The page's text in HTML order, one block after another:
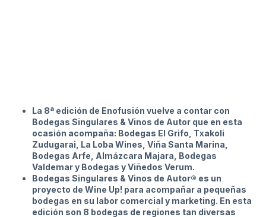
La 8ª edición de Enofusión vuelve a contar con
Bodegas Singulares & Vinos de Autor que en esta
ocasión acompaña: Bodegas El Grifo, Txakoli
Zudugarai, La Loba Wines, Viña Santa Marina,
Bodegas Arfe, Almázcara Majara, Bodegas
Valdemar y Bodegas y Viñedos Verum.
Bodegas Singulares & Vinos de Autor® es un
proyecto de Wine Up! para acompañar a pequeñas
bodegas en su labor comercial y marketing. En esta
edición son 8 bodegas de regiones tan diversas